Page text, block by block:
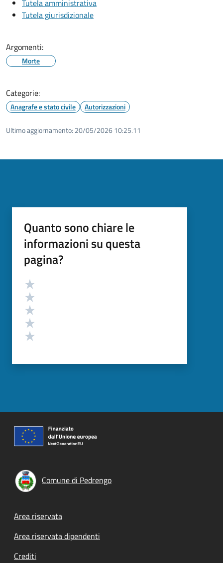
Tutela amministrativa
Tutela giurisdizionale
Argomenti:
Morte
Categorie:
Anagrafe e stato civile Autorizzazioni
Ultimo aggiornamento: 20/05/2026 10:25.11
Quanto sono chiare le
informazioni su questa
pagina?
Valutazione
Comune di Pedrengo
Footer menu
Area riservata
Area riservata dipendenti
Crediti